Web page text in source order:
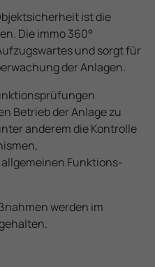
ist die
Die immo 360°
und sorgt für
der Anlagen.
Betrieb der Anlage zu
anderem die Kontrolle
Funktions­
werden im